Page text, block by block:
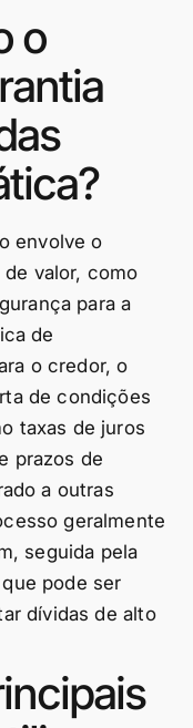
o
envolve o
valor, como
para a
de
o credor, o
de condições
taxas de juros
prazos de
a outras
geralmente
seguida pela
pode ser
dívidas de alto